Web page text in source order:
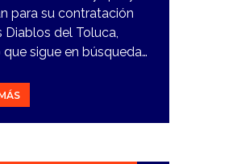
para su contratación
Diablos del Toluca,
sigue en búsqueda…